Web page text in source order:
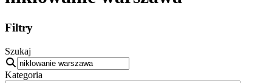
Filtry
Szukaj
Kategoria